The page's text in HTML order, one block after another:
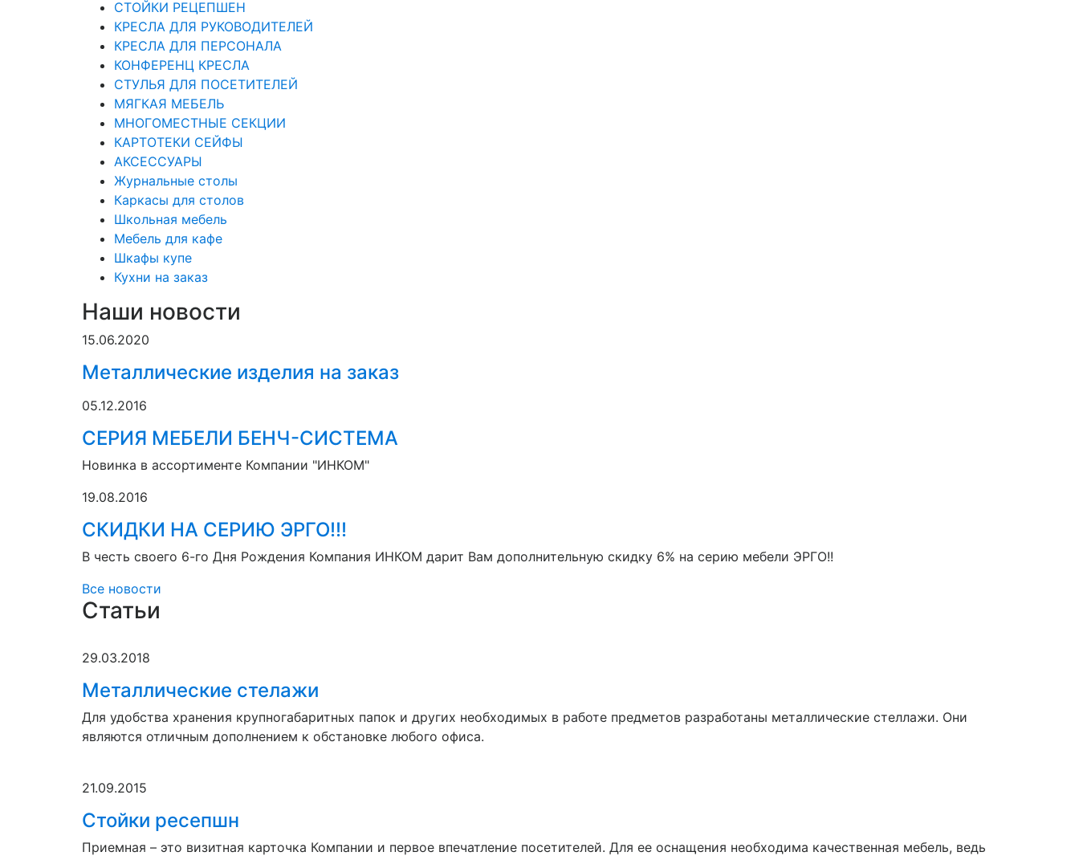
СТОЙКИ РЕЦЕПШЕН
КРЕСЛА ДЛЯ РУКОВОДИТЕЛЕЙ
КРЕСЛА ДЛЯ ПЕРСОНАЛА
КОНФЕРЕНЦ КРЕСЛА
СТУЛЬЯ ДЛЯ ПОСЕТИТЕЛЕЙ
МЯГКАЯ МЕБЕЛЬ
МНОГОМЕСТНЫЕ СЕКЦИИ
КАРТОТЕКИ СЕЙФЫ
АКСЕССУАРЫ
Журнальные столы
Каркасы для столов
Школьная мебель
Мебель для кафе
Шкафы купе
Кухни на заказ
Наши новости
15.06.2020
Металлические изделия на заказ
05.12.2016
СЕРИЯ МЕБЕЛИ БЕНЧ-СИСТЕМА
Новинка в ассортименте Компании "ИНКОМ"
19.08.2016
СКИДКИ НА СЕРИЮ ЭРГО!!!
В честь своего 6-го Дня Рождения Компания ИНКОМ дарит Вам дополнительную скидку 6% на серию мебели ЭРГО!!
Все новости
Статьи
29.03.2018
Металлические стелажи
Для удобства хранения крупногабаритных папок и других необходимых в работе предметов разработаны металлические стеллажи. Они
являются отличным дополнением к обстановке любого офиса.
21.09.2015
Стойки ресепшн
Приемная – это визитная карточка Компании и первое впечатление посетителей. Для ее оснащения необходима качественная мебель, ведь